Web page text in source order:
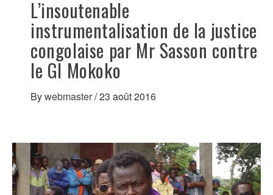
L’insoutenable
instrumentalisation de la justice
congolaise par Mr Sasson contre
le Gl Mokoko
Bywebmaster/23 août 2016